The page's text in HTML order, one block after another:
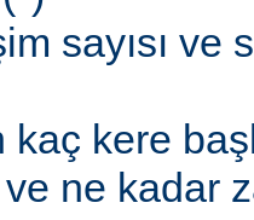
sayısı ve
kere
ve ne kadar